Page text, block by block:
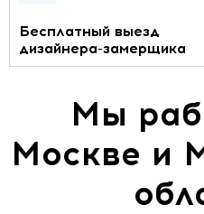
Бесплатный выезд
дизайнера-замерщика
Мы
Москве и